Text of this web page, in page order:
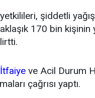
şiddetli
170 bin kişinin
İtfaiye ve Acil Durum
çağrısı yaptı.